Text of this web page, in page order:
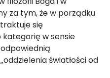
za tym, że w porządku
się
w sensie
światłości od